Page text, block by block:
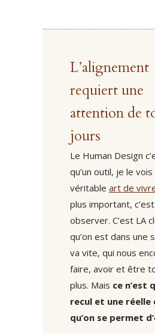
L’alignement
requiert une
attention de
jours
Le Human Design
qu’un outil, je le
véritable art de
plus important,
observer. C’est LA
qu’on est dans une
va vite, qui nous
faire, avoir et être
plus. Mais ce n’est
recul et une réelle
qu’on se permet